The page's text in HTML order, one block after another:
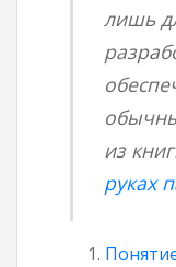
лишь
из
руках